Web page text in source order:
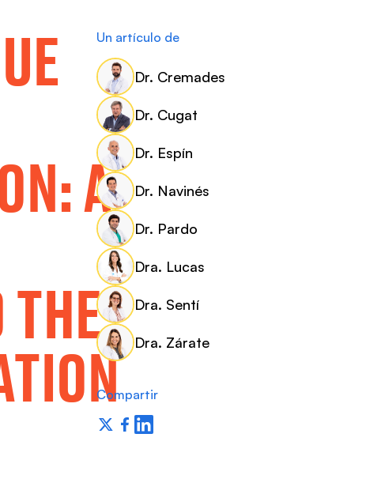
Un artículo de
Dr. Cremades
Dr. Cugat
Dr. Espín
Dr. Navinés
Dr. Pardo
Dra. Lucas
Dra. Sentí
Dra. Zárate
Compartir
A
THE